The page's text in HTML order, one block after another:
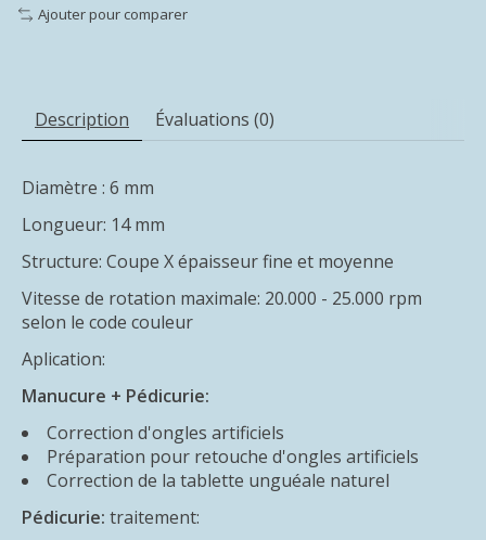
Ajouter pour comparer
Description Évaluations (0)
Diamètre : 6 mm
Longueur: 14 mm
Structure: Coupe X épaisseur fine et moyenne
Vitesse de rotation maximale: 20.000 - 25.000 rpm
selon le code couleur
Aplication:
Manucure + Pédicurie:
Correction d'ongles artificiels
Préparation pour retouche d'ongles artificiels
Correction de la tablette unguéale naturel
Pédicurie: traitement: